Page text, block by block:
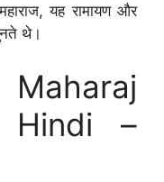
यह रामायण और
थे।
Hindi –